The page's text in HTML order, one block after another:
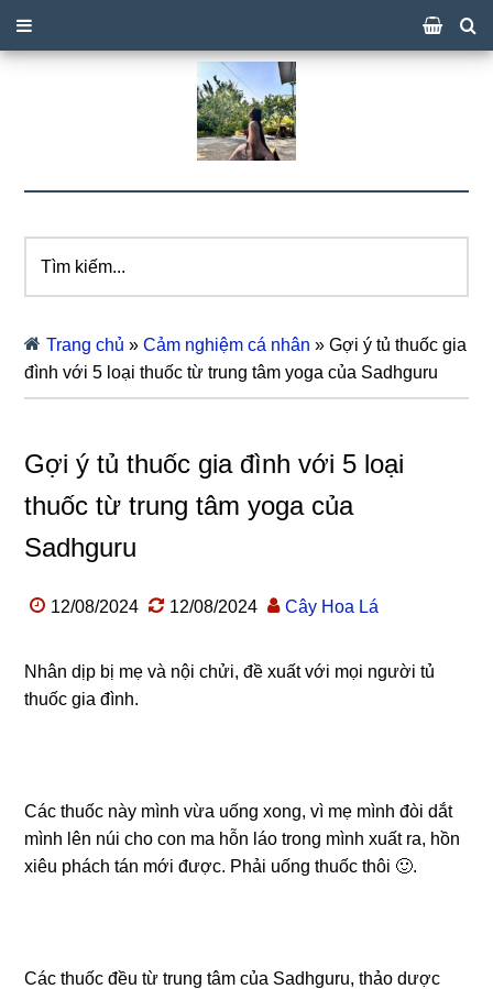
kiếm...
Trang chủ »Cảm nghiệm cá nhân »Gợi ý tủ thuốc gia
đình với 5 loại thuốc từ trung tâm yoga của Sadhguru
Gợi ý tủ thuốc gia đình với 5 loại
thuốc từ trung tâm yoga của
Sadhguru
12/08/2024 12/08/2024 Cây Hoa Lá
Nhân dịp bị mẹ và nội chửi, đề xuất với mọi người tủ
thuốc gia đình.
Các thuốc này mình vừa uống xong, vì mẹ mình đòi dắt
mình lên núi cho con ma hỗn láo trong mình xuất ra, hồn
xiêu phách tán mới được. Phải uống thuốc thôi 🙂.
Các thuốc đều từ trung tâm của Sadhguru, thảo dược